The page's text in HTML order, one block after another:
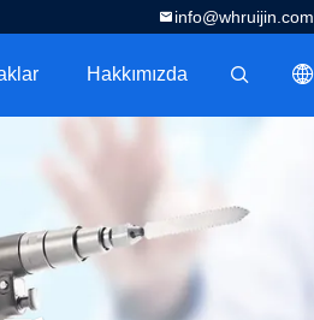
info@whruijin.com
Hakkımızda